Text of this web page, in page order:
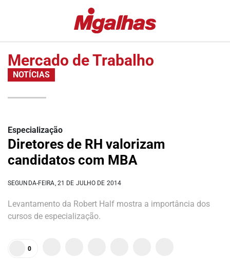
MIGALHAS
DE
PÍLULAS
COLUNAS
|
LEITORES
#COVID19
LULA
FALA
LAVA
JATO
PINTASSILGO
Mercado de Trabalho
NOTÍCIAS
Especialização
Diretores de RH valorizam
candidatos com MBA
SEGUNDA-FEIRA, 21 DE JULHO DE 2014
Levantamento da Robert Half mostra a importância dos
cursos de especialização.
0